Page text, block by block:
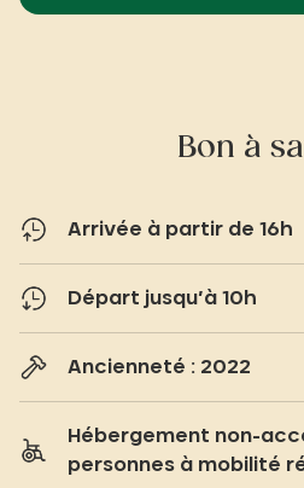
Bon à
Arrivée à partir de 16h
Départ jusqu’à 10h
Ancienneté : 2022
Hébergement non-
personnes à mobilité